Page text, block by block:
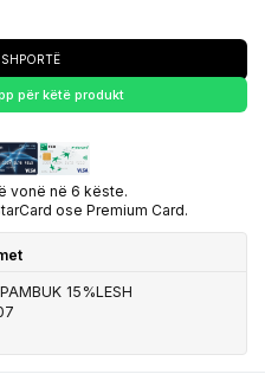
për këtë produkt
vonë në 6 këste.
ose Premium Card.
15%LESH